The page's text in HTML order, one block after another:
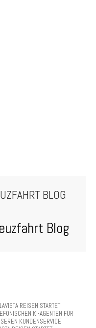
BLOG
Blog